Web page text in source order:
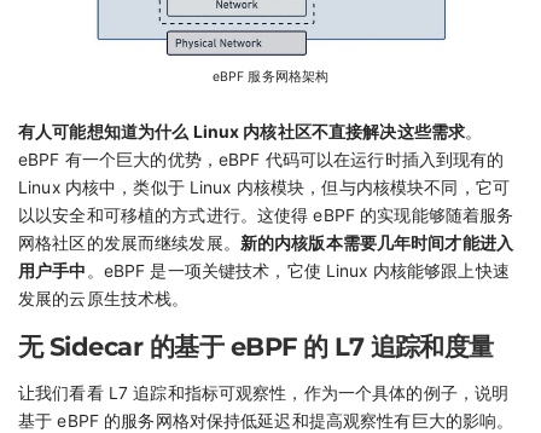
eBPF 服务网格架构
有人可能想知道为什么 Linux 内核社区不直接解决这些需求。
eBPF 有一个巨大的优势，eBPF 代码可以在运行时插入到现有的
Linux 内核中，类似于 Linux 内核模块，但与内核模块不同，它可
以以安全和可移植的方式进行。这使得 eBPF 的实现能够随着服务
网格社区的发展而继续发展。 新的内核版本需要几年时间才能进入
用户手中。eBPF 是一项关键技术，它使 Linux 内核能够跟上快速
发展的云原生技术栈。
无 Sidecar 的基于 eBPF 的 L7 追踪和度量
让我们看看 L7 追踪和指标可观察性，作为一个具体的例子，说明
基于 eBPF 的服务网格对保持低延迟和提高观察性有巨大的影响。